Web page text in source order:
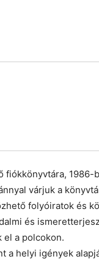
várjuk a
folyóiratok és
és
el a polcokon.
helyi igények